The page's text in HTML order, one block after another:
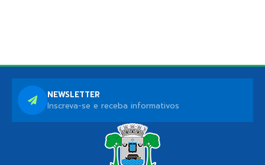
NEWSLETTER
Inscreva-se e receba informativos